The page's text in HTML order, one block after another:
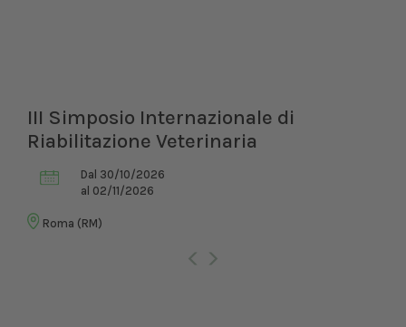
III Simposio Internazionale di
Riabilitazione Veterinaria
Dal 30/10/2026
al 02/11/2026
Roma (RM)